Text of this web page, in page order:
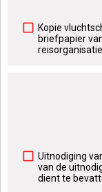
Kopie
briefpapier
reisorganisatie.
Uitnodiging
van de
dient te